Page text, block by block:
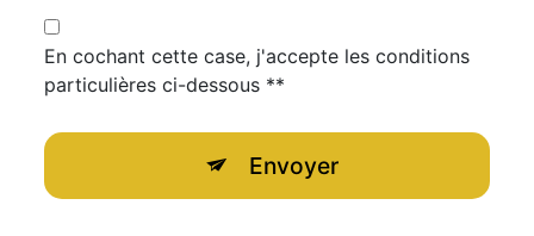
En cochant cette case, j'accepte les conditions
particulières ci-dessous **
Envoyer